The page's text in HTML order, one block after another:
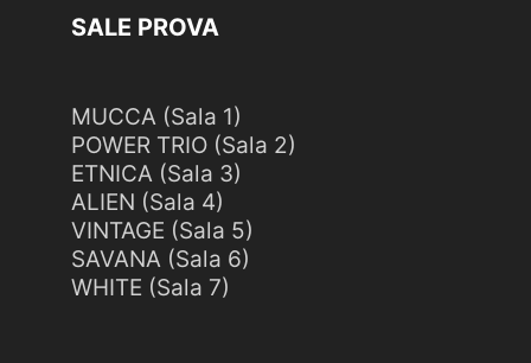
SALE PROVA
MUCCA (Sala 1)
POWER TRIO (Sala 2)
ETNICA (Sala 3)
ALIEN (Sala 4)
VINTAGE (Sala 5)
SAVANA (Sala 6)
WHITE (Sala 7)